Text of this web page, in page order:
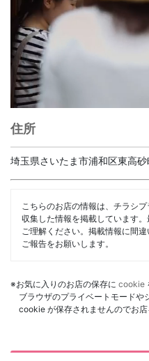
住所
埼玉県さいたま市浦和区東高砂
こちらのお店の情報は、チラシ
収集した情報を掲載しています
ご理解ください。掲載情報に間
ご報告をお願いします。
※お気に入りのお店の保存に cookie
ブラウザのプライベートモードや
cookie が保存されませんのでお店